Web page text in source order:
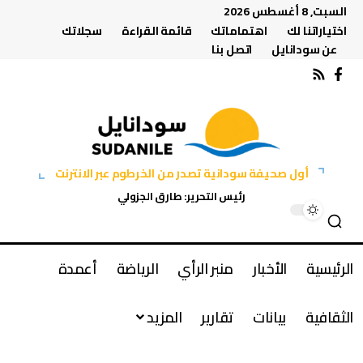
السبت, 8 أغسطس 2026
اختياراتنا لك
اهتماماتك قائمة القراءة
سجلاتك
عن سودانايل
اتصل بنا
أول صحيفة سودانية تصدر من الخرطوم عبر الانترنت
رئيس التحرير: طارق الجزولي
الرئيسية الأخبار منبر الرأي الرياضة
أعمدة
الثقافية
بيانات تقارير المزيد